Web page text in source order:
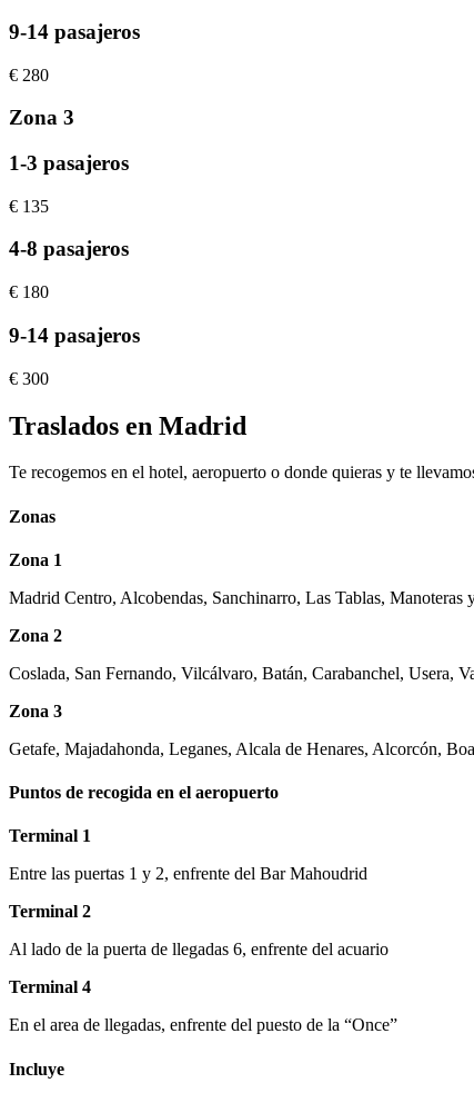
9-14 pasajeros
€ 280
Zona 3
1-3 pasajeros
€ 135
4-8 pasajeros
€ 180
9-14 pasajeros
€ 300
Traslados en Madrid
Te recogemos en el hotel, aeropuerto o donde quieras y te
Zonas
Zona 1
Madrid Centro, Alcobendas, Sanchinarro, Las Tablas, Manoteras
Zona 2
Coslada, San Fernando, Vilcálvaro, Batán, Carabanchel, Usera,
Zona 3
Getafe, Majadahonda, Leganes, Alcala de Henares, Alcorcón,
Puntos de recogida en el aeropuerto
Terminal 1
Entre las puertas 1 y 2, enfrente del Bar Mahoudrid
Terminal 2
Al lado de la puerta de llegadas 6, enfrente del acuario
Terminal 4
En el area de llegadas, enfrente del puesto de la “Once”
Incluye